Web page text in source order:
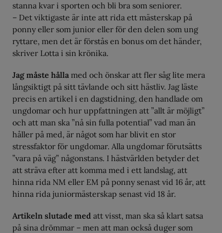
stanna kvar i sporten och bli bra som seniorer.
– Det viktigaste är inte att rida ett mästerskap på
ponny eller som junior eller för den delen som ung
ryttare, men det är förstås en bonus om det händer,
skriver Lotta i sin krönika.
Jag måste hålla med och önskar att fler såg lite mera
långsiktigt på sitt tävlande och sitt hästliv. Jag läste
precis en artikel i en dagstidning, den handlade om
ungdomar och hur uppfattningen att ”allt är möjligt”
och att man ska ”nå sin fulla potential” vad man än
håller på med, är något som har blivit en stor
stressfaktor för ungdomar. Alla ungdomar förutsätts
”vara på väg” någonstans. I hästvärlden betyder det
att sträva efter att komma med i ett landslag, att
hinna rida NM eller EM på ponny senast vid 16 år, att
hinna rida juniormästerskap senast vid 18 år.
Artikeln slutade med att visst, man ska så klart satsa
på sina drömmar – men att man också duger som